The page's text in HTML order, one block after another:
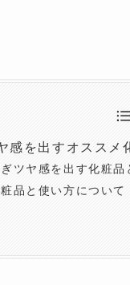
感を出すオススメ
ツヤ感を出す化粧品
品と使い方について